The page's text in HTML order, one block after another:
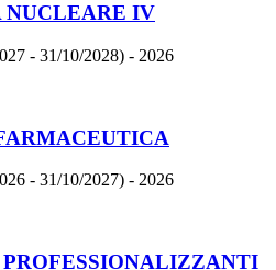
NUCLEARE IV
- 31/10/2028) - 2026
- 31/10/2027) - 2026